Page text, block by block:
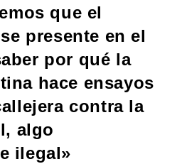
que el
presente en el
por qué la
hace ensayos
contra la
algo
ilegal»